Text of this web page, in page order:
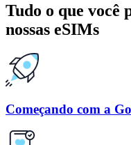
Tudo o que você
nossas eSIMs
Começando com a